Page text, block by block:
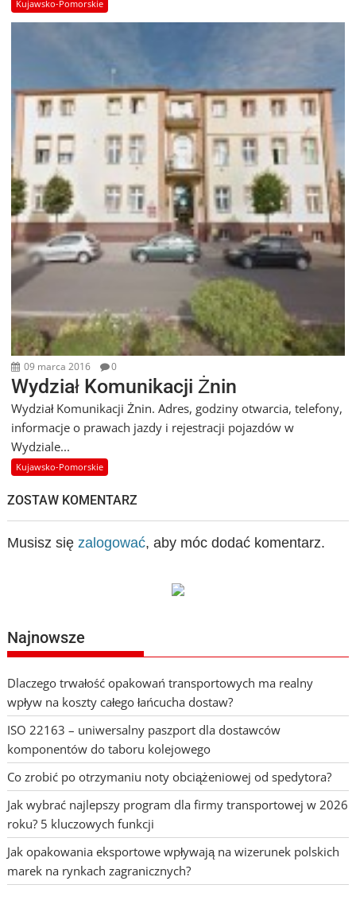
Kujawsko-Pomorskie
09 marca 2016 0
Wydział Komunikacji Żnin
Wydział Komunikacji Żnin. Adres, godziny otwarcia, telefony,
informacje o prawach jazdy i rejestracji pojazdów w
Wydziale...
Kujawsko-Pomorskie
ZOSTAW KOMENTARZ
Musisz się zalogować, aby móc dodać komentarz.
Najnowsze
Dlaczego trwałość opakowań transportowych ma realny
wpływ na koszty całego łańcucha dostaw?
ISO 22163 – uniwersalny paszport dla dostawców
komponentów do taboru kolejowego
Co zrobić po otrzymaniu noty obciążeniowej od spedytora?
Jak wybrać najlepszy program dla firmy transportowej w 2026
roku? 5 kluczowych funkcji
Jak opakowania eksportowe wpływają na wizerunek polskich
marek na rynkach zagranicznych?